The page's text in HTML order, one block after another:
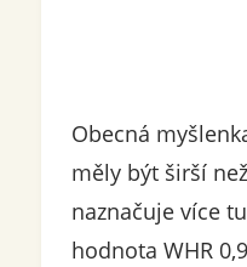
Obecná
měly být širší
naznačuje více
hodnota WHR